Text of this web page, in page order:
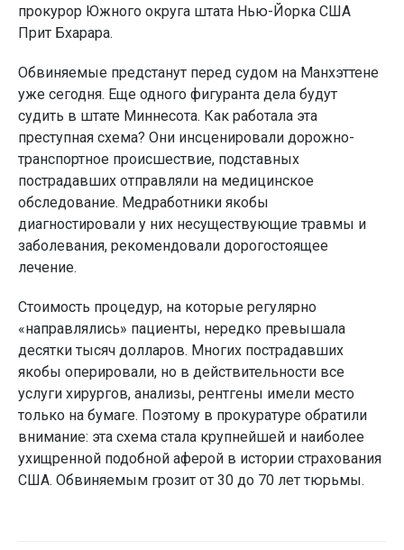
прокурор Южного округа штата Нью-Йорка США
Прит Бхарара.
Обвиняемые предстанут перед судом на Манхэттене
уже сегодня. Еще одного фигуранта дела будут
судить в штате Миннесота. Как работала эта
преступная схема? Они инсценировали дорожно-
транспортное происшествие, подставных
пострадавших отправляли на медицинское
обследование. Медработники якобы
диагностировали у них несуществующие травмы и
заболевания, рекомендовали дорогостоящее
лечение.
Стоимость процедур, на которые регулярно
«направлялись» пациенты, нередко превышала
десятки тысяч долларов. Многих пострадавших
якобы оперировали, но в действительности все
услуги хирургов, анализы, рентгены имели место
только на бумаге. Поэтому в прокуратуре обратили
внимание: эта схема стала крупнейшей и наиболее
ухищренной подобной аферой в истории страхования
США. Обвиняемым грозит от 30 до 70 лет тюрьмы.